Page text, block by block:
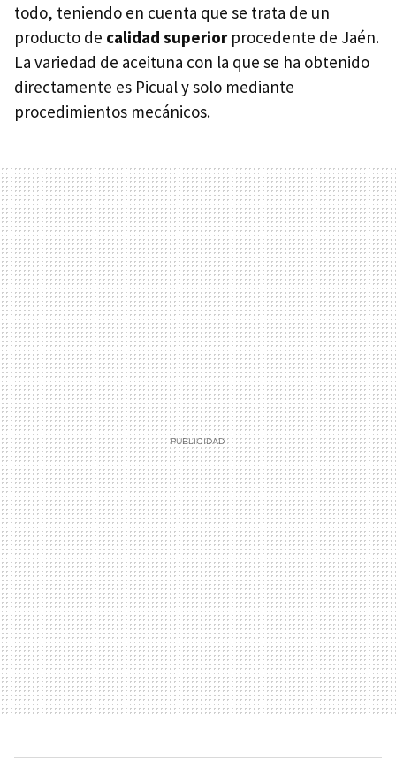
todo, teniendo en cuenta que se trata de un
producto de calidad superiorprocedente de Jaén.
La variedad de aceituna con la que se ha obtenido
directamente es Picual y solo mediante
procedimientos mecánicos.